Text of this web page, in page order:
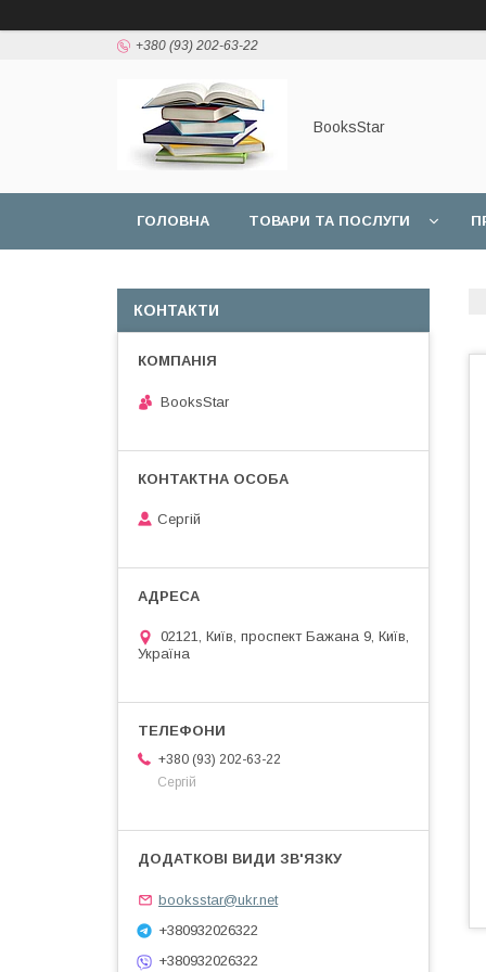
+380 (93) 202-63-22
BooksStar
ГОЛОВНА ТОВАРИ ТА ПОСЛУГИ
КОНТАКТИ
BooksStar
Сергій
02121, Київ, проспект Бажана 9, Київ,
Україна
+380 (93) 202-63-22
Сергій
booksstar@ukr.net
+380932026322
+380932026322